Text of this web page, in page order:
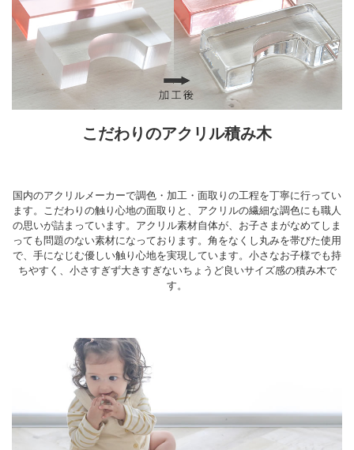
こだわりのアクリル積み木
国内のアクリルメーカーで調色・加工・面取りの工程を丁寧に行ってい
ます。こだわりの触り心地の面取りと、アクリルの繊細な調色にも職人
の思いが詰まっています。アクリル素材自体が、お子さまがなめてしま
っても問題のない素材になっております。角をなくし丸みを帯びた使用
で、手になじむ優しい触り心地を実現しています。小さなお子様でも持
ちやすく、小さすぎず大きすぎないちょうど良いサイズ感の積み木で
す。